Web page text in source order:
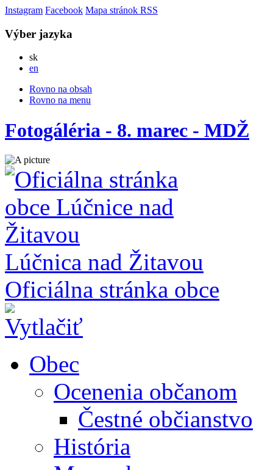
Instagram Facebook Mapa stránok RSS
Výber jazyka
skSlovensky
en
Rovno na obsah
Rovno na menu
Fotogáléria - 8. marec - MDŽ
Lúčnica nad Žitavou
Oficiálna stránka obce
Obec
Ocenenia občanom
Čestné občianstvo
História